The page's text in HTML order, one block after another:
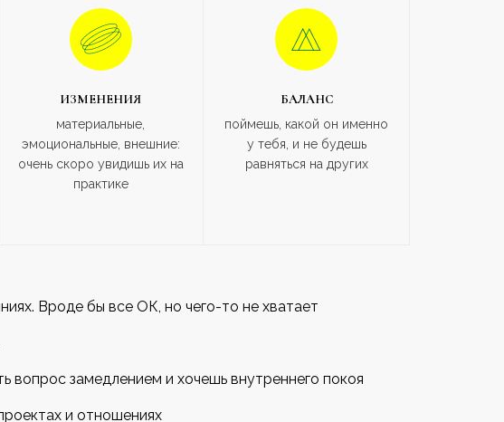
ИЗМЕНЕНИЯ
материальные,
эмоциональные, внешние:
очень скоро увидишь их на
практике
БАЛАНС
поймешь, какой он именно
у тебя, и не будешь
равняться на других
Вроде бы все ОК, но чего-то не хватает
вопрос замедлением и хочешь внутреннего покоя
и отношениях